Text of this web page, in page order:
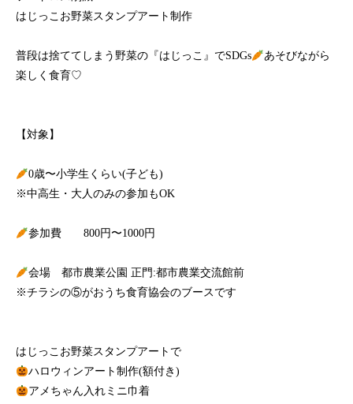
はじっこお野菜スタンプアート制作
普段は捨ててしまう野菜の『はじっこ』でSDGs
あそびながら
楽しく食育♡
【対象】
0歳〜小学生くらい(子ども)
※中高生・大人のみの参加もOK
参加費 800円〜1000円
会場 都市農業公園 正門:都市農業交流館前
※チラシの⑤がおうち食育協会のブースです
はじっこお野菜スタンプアートで
ハロウィンアート制作(額付き)
アメちゃん入れミニ巾着